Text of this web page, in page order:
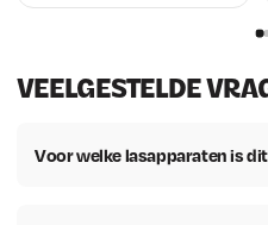
6
,
0
VEELGESTELDE
Voor welke lasapparaten is